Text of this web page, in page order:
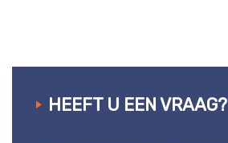
HEEFT U EEN VRAAG?